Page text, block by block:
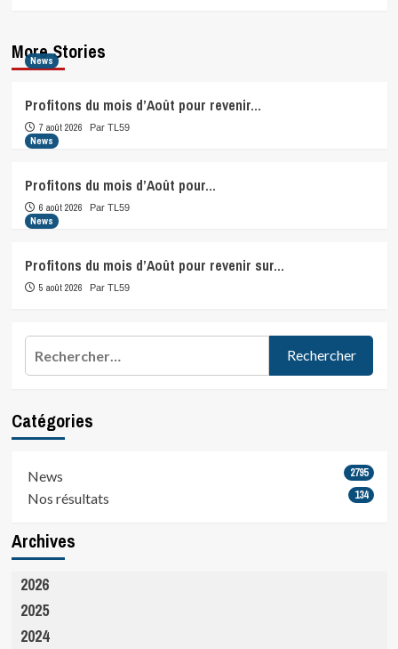
More Stories
News
Profitons du mois d’Août pour revenir…
7 août 2026 Par TL59
News
Profitons du mois d’Août pour…
6 août 2026 Par TL59
News
Profitons du mois d’Août pour revenir sur…
5 août 2026 Par TL59
Catégories
News 2795
Nos résultats 134
Archives
2026
2025
2024